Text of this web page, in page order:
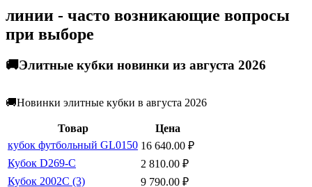
линии - часто возникающие вопросы
при выборе
🚚Элитные кубки новинки из августа 2026
🚚Новинки элитные кубки в августа 2026
Товар
Цена
кубок футбольный GL0150 16 640.00 ₽
Кубок D269-C
2 810.00 ₽
Кубок 2002C (3)
9 790.00 ₽